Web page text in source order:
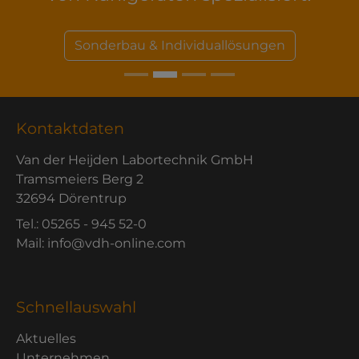
Sonderbau & Individuallösungen
Kontaktdaten
Van der Heijden Labortechnik GmbH
Tramsmeiers Berg 2
32694 Dörentrup
Tel.: 05265 - 945 52-0
Mail: info@vdh-online.com
Schnellauswahl
Aktuelles